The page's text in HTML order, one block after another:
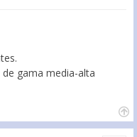
gama media-alta